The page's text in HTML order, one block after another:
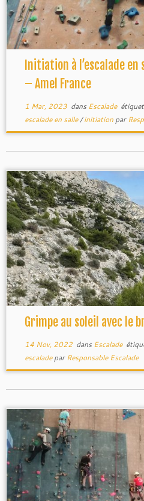
Initiation à l’escalade en
– Amel France
1 Mar, 2023dans Escalade
escalade en salle/initiation par
GUCEM
Grimpe au soleil avec le
14 Nov, 2022dans Escalade
escaladeparResponsable Escalade